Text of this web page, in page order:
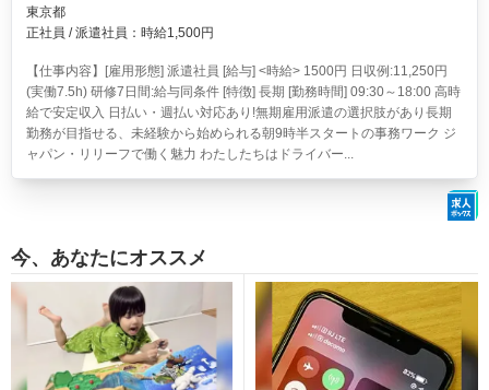
東京都
正社員 / 派遣社員：時給1,500円
【仕事内容】[雇用形態] 派遣社員 [給与] <時給> 1500円 日収例:11,250円
(実働7.5h) 研修7日間:給与同条件 [特徴] 長期 [勤務時間] 09:30～18:00 高時
給で安定収入 日払い・週払い対応あり!無期雇用派遣の選択肢があり長期
勤務が目指せる、未経験から始められる朝9時半スタートの事務ワーク ジ
ャパン・リリーフで働く魅力 わたしたちはドライバー...
今、あなたにオススメ